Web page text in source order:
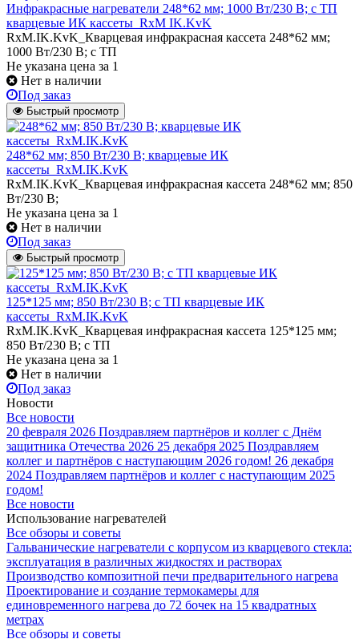
Инфракрасные нагреватели 248*62 мм; 1000 Вт/230 В; с ТП
кварцевые ИК кассеты_RxM IK.KvK
RxM.IK.KvK_Кварцевая инфракрасная кассета 248*62 мм;
1000 Вт/230 В; с ТП
Не указана цена за 1
Нет в наличии
Под заказ
Быстрый просмотр
248*62 мм; 850 Вт/230 В; кварцевые ИК
кассеты_RxM.IK.KvK
RxM.IK.KvK_Кварцевая инфракрасная кассета 248*62 мм; 850
Вт/230 В;
Не указана цена за 1
Нет в наличии
Под заказ
Быстрый просмотр
125*125 мм; 850 Вт/230 В; с ТП кварцевые ИК
кассеты_RxM.IK.KvK
RxM.IK.KvK_Кварцевая инфракрасная кассета 125*125 мм;
850 Вт/230 В; с ТП
Не указана цена за 1
Нет в наличии
Под заказ
Новости
Все новости
20 февраля 2026 Поздравляем партнёров и коллег с Днём
защитника Отечества 2026 25 декабря 2025 Поздравляем
коллег и партнёров с наступающим 2026 годом! 26 декабря
2024 Поздравляем партнёров и коллег с наступающим 2025
годом!
Все новости
Использование нагревателей
Все обзоры и советы
Гальванические нагреватели с корпусом из кварцевого стекла:
эксплуатация в различных жидкостях и растворах
Производство композитной печи предварительного нагрева
Проектирование и создание термокамеры для
единовременного нагрева до 72 бочек на 15 квадратных
метрах
Все обзоры и советы